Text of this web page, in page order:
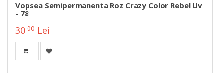
Vopsea Semipermanenta Roz Crazy Color Rebel Uv
- 78
30 00 Lei